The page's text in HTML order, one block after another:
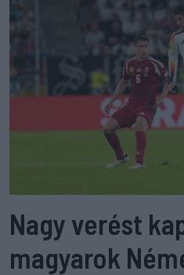
Nagy verést
magyarok